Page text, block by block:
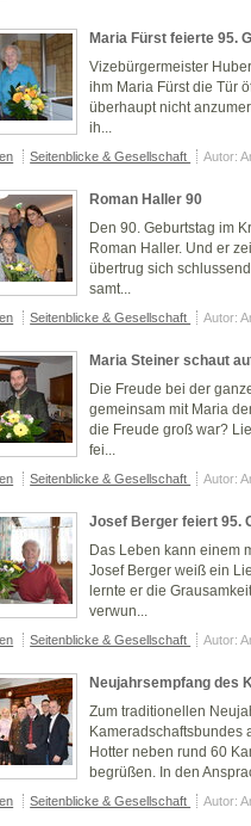
Maria Fürst feierte 95.
Vizebürgermeister
ihm Maria Fürst die Tür
überhaupt nicht
ih...
Seitenblicke & Gesellschaft Autor:
Roman Haller 90
Den 90. Geburtstag im
Roman Haller. Und er
übertrug sich
samt...
Seitenblicke & Gesellschaft Autor:
Maria Steiner schaut
Die Freude bei der
gemeinsam mit Maria
die Freude groß war?
fei...
Seitenblicke & Gesellschaft Autor:
Josef Berger feiert 95.
Das Leben kann einem
Josef Berger weiß ein
lernte er die
verwun...
Seitenblicke & Gesellschaft Autor:
Neujahrsempfang des
Zum traditionellen
Kameradschaftsbundes
Hotter neben rund 60
begrüßen. In den
Seitenblicke & Gesellschaft Autor: